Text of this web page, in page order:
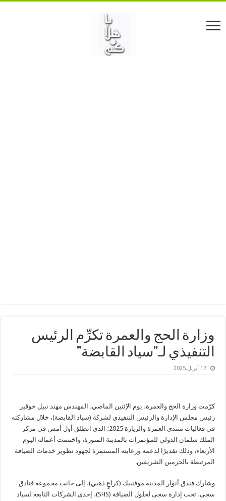
وزارة الحج والعمرة تكرِّم الرئيس
التنفيذي لـ”سياد القابضة”
17 أبريل,2025
كرّمت وزارة الحج والعمرة، يوم الإثنين الماضي، المهندس مهند نبيل خوقير
رئيس مجلس الإدارة والرئيس التنفيذي لشركة (سياد القابضة)، خلال مشاركته
في فعاليات منتدى العمرة والزيارة 2025؛ الذي انطلق أول أمس في مركز
الملك سلمان الدولي للمؤتمرات بالمدينة المنورة، واختتمت أعماله اليوم
الأربعاء، وذلك تقديرًا لدعمه ورعايته المستمرة لجهود تطوير خدمات الضيافة
المرتبطة بالحرمين الشريفين.
وشارك فندق أنوار المدينة موفنبيك (كراعٍ ذهبي)، إلى جانب مجموعة فنادق
سجى، تحت إدارة سجى لحلول الضيافة (SHS)، إحدى الشركات التابعه لسياد